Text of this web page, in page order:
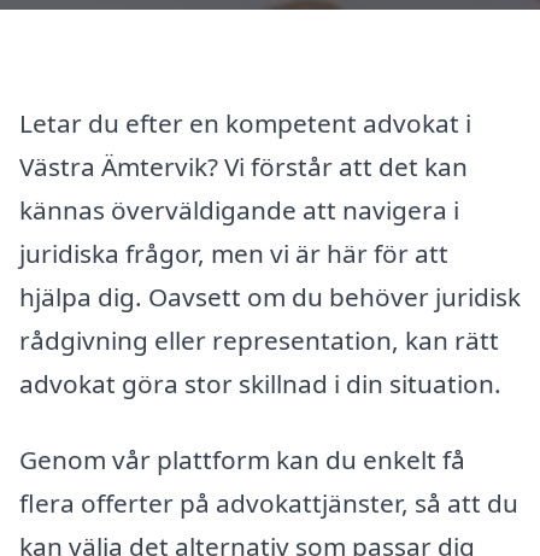
Letar du efter en kompetent advokat i
Västra Ämtervik? Vi förstår att det kan
kännas överväldigande att navigera i
juridiska frågor, men vi är här för att
hjälpa dig. Oavsett om du behöver juridisk
rådgivning eller representation, kan rätt
advokat göra stor skillnad i din situation.
Genom vår plattform kan du enkelt få
flera offerter på advokattjänster, så att du
kan välja det alternativ som passar dig